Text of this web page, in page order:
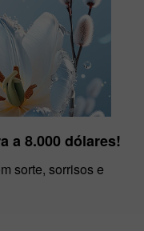
a 8.000 dólares!
sorte, sorrisos e